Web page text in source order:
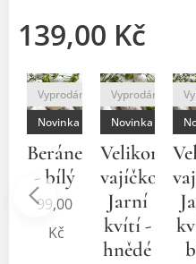
139,00 Kč
Beránek
- bílý
Vyprodáno
Novinka
99,00
Kč
Velikonoční
vajíčko
Jarní
kvítí -
hnědé
Vyprodáno
Novinka